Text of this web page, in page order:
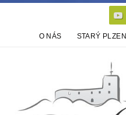
O NÁS STARÝ